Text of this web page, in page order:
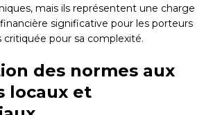
mais ils représentent une charge
significative pour les porteurs
critiquée pour sa complexité.
des normes aux
locaux et